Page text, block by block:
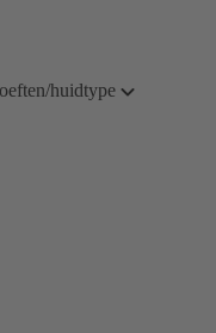
huidtype